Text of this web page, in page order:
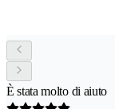
È stata molto di aiuto